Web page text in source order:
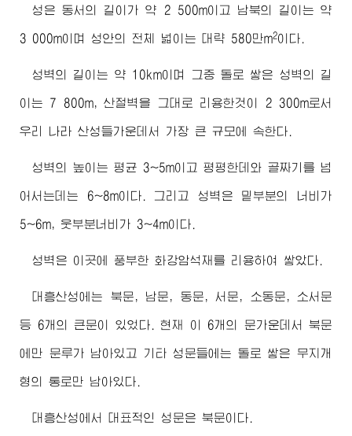
성은 동서의 길이가 약 2 500m이고 남북의 길이는 약
3 000m이며 성안의 전체 넓이는 대략 580만m2이다.
성벽의 길이는 약 10km이며 그중 돌로 쌓은 성벽의 길
이는 7 800m, 산절벽을 그대로 리용한것이 2 300m로서
우리 나라 산성들가운데서 가장 큰 규모에 속한다.
성벽의 높이는 평균 3~5m이고 평평한데와 골짜기를 넘
어서는데는 6~8m이다. 그리고 성벽은 밑부분의 너비가
5~6m, 웃부분너비가 3~4m이다.
성벽은 이곳에 풍부한 화강암석재를 리용하여 쌓았다.
대흥산성에는 북문, 남문, 동문, 서문, 소동문, 소서문
등 6개의 큰문이 있었다. 현재 이 6개의 문가운데서 북문
에만 문루가 남아있고 기타 성문들에는 돌로 쌓은 무지개
형의 통로만 남아있다.
대흥산성에서 대표적인 성문은 북문이다.